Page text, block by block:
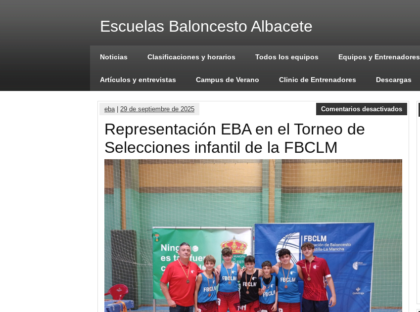
Escuelas Baloncesto Albacete
Noticias Clasificaciones y horarios Todos los equipos Equipos y Entrenadores
Artículos y entrevistas Campus de Verano Clinic de Entrenadores Descargas
eba| 29 de septiembre de 2025 Comentarios desactivados
Representación EBA en el Torneo de
Selecciones infantil de la FBCLM